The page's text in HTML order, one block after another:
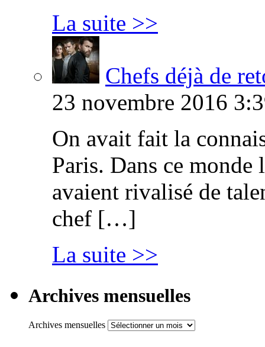
La suite >>
Chefs déjà de
23 novembre 2016
On avait fait la
Paris. Dans ce
avaient rivalisé de
chef […]
La suite >>
Archives mensuelles
Archives mensuelles